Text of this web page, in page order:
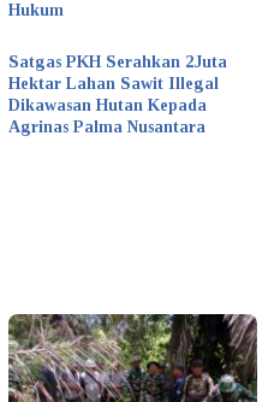
Hukum
Satgas PKH Serahkan 2Juta
Hektar Lahan Sawit Illegal
Dikawasan Hutan Kepada
Agrinas Palma Nusantara